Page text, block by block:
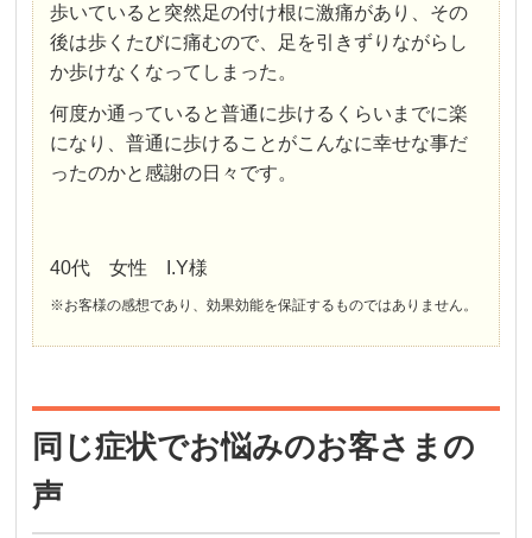
歩いていると突然足の付け根に激痛があり、その
後は歩くたびに痛むので、足を引きずりながらし
か歩けなくなってしまった。
何度か通っていると普通に歩けるくらいまでに楽
になり、普通に歩けることがこんなに幸せな事だ
ったのかと感謝の日々です。
40代 女性 I.Y様
※お客様の感想であり、効果効能を保証するものではありません。
同じ症状でお悩みのお客さまの
声